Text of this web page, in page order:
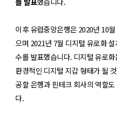
이후 유럽중앙은행은 2020년 10
으며 2021년 7월 디지털 유로화
수를 발표했습니다. 디지털 유로
환경적인 디지털 지갑 형태가 될
공할 은행과 핀테크 회사의 역할
다.